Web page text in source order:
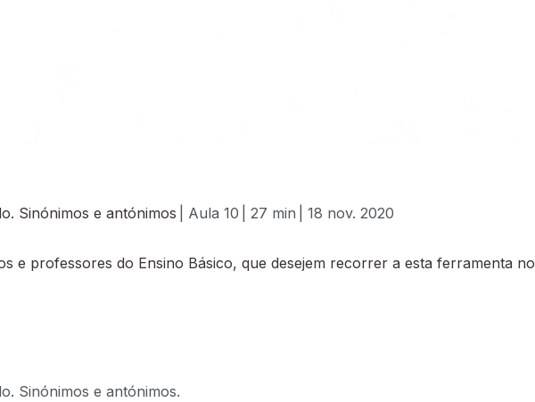
Sinónimos e antónimos | Aula 10 | 27 min | 18 nov. 2020
e professores do Ensino Básico, que desejem recorrer a esta ferramenta no
Sinónimos e antónimos.